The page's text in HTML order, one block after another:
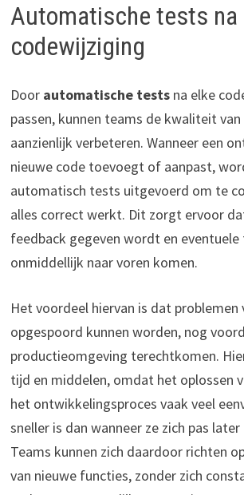
Automatische tests na
codewijziging
Door automatische testsna elke
passen, kunnen teams de kwaliteit
aanzienlijk verbeteren. Wanneer een
nieuwe code toevoegt of aanpast,
automatisch tests uitgevoerd om te
alles correct werkt. Dit zorgt ervoor
feedback gegeven wordt en
onmiddellijk naar voren komen.
Het voordeel hiervan is dat
opgespoord kunnen worden, nog
productieomgeving terechtkomen.
tijd en middelen, omdat het oplossen
het ontwikkelingsproces vaak veel
sneller is dan wanneer ze zich pas
Teams kunnen zich daardoor richten
van nieuwe functies, zonder zich